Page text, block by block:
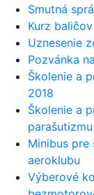
Smutná
Kurz
Uznesenie
Pozvánka
Školenie a
2018
Školenie a
Minibus pre
aeroklubu
Výberové